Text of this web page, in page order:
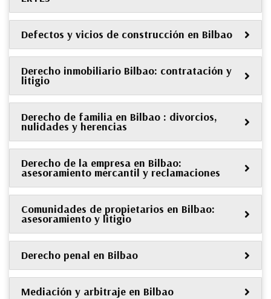
Defectos y vicios de construcción en Bilbao
Derecho inmobiliario Bilbao: contratación y
litigio
Derecho de familia en Bilbao : divorcios,
nulidades y herencias
Derecho de la empresa en Bilbao:
asesoramiento mercantil y reclamaciones
Comunidades de propietarios en Bilbao:
asesoramiento y litigio
Derecho penal en Bilbao
Mediación y arbitraje en Bilbao